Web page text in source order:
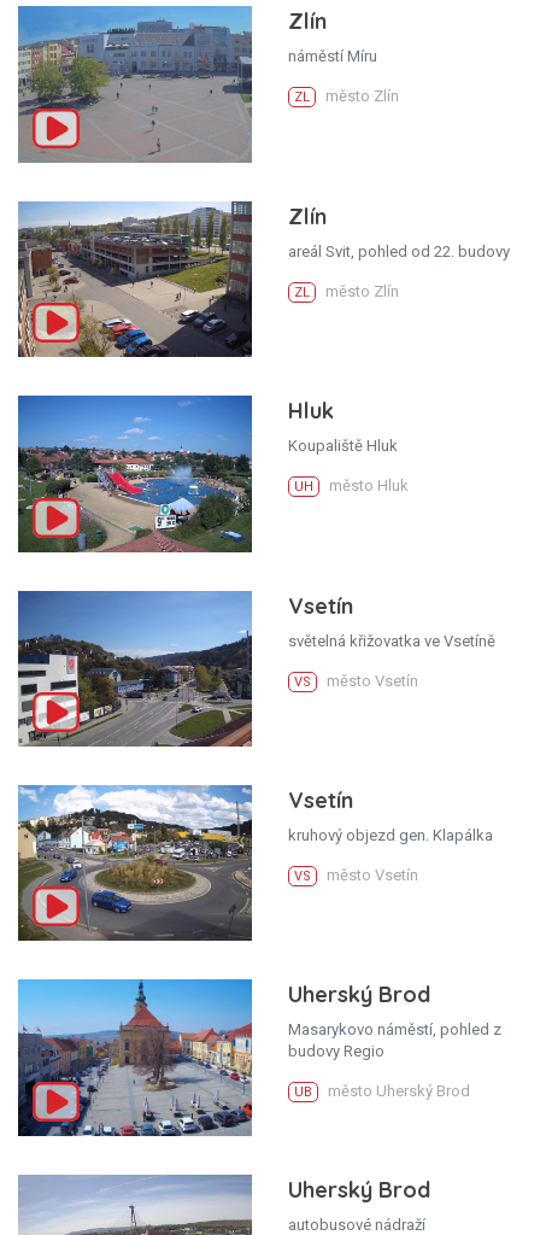
Zlín
náměstí Míru
ZL město Zlín
Zlín
areál Svit, pohled od 22. budovy
ZL město Zlín
Hluk
Koupaliště Hluk
UH město Hluk
Vsetín
světelná křižovatka ve Vsetíně
VS město Vsetín
Vsetín
kruhový objezd gen. Klapálka
VS město Vsetín
Uherský Brod
Masarykovo náměstí, pohled z
budovy Regio
UB město Uherský Brod
Uherský Brod
autobusové nádraží